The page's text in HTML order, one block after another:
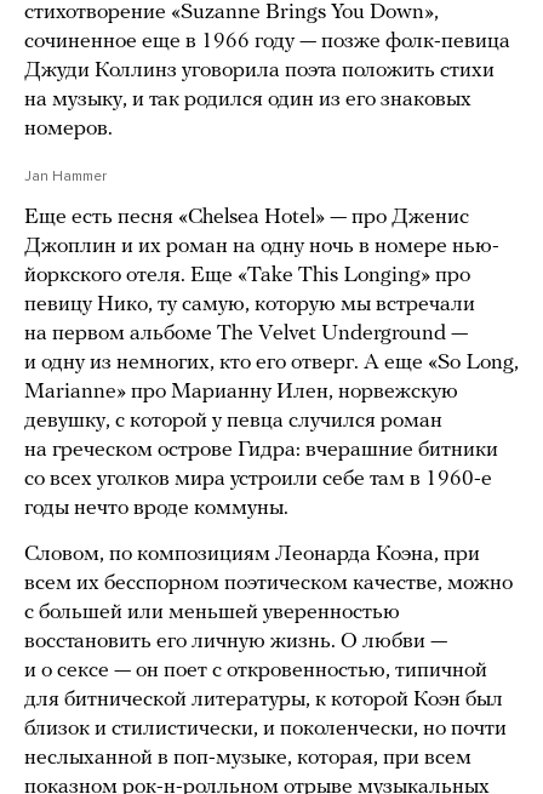
стихотворение «Suzanne Brings You Down»,
сочиненное еще в 1966 году — позже фолк-певица
Джуди Коллинз уговорила поэта положить стихи
на музыку, и так родился один из его знаковых
номеров.
Jan Hammer
Еще есть песня «Chelsea Hotel» — про Дженис
Джоплин и их роман на одну ночь в номере нью-
йоркского отеля. Еще «Take This Longing» про
певицу Нико, ту самую, которую мы встречали
на первом альбоме The Velvet Underground —
и одну из немногих, кто его отверг. А еще «So Long,
Marianne» про Марианну Илен, норвежскую
девушку, с которой у певца случился роман
на греческом острове Гидра: вчерашние битники
со всех уголков мира устроили себе там в 1960-е
годы нечто вроде коммуны.
Словом, по композициям Леонарда Коэна, при
всем их бесспорном поэтическом качестве, можно
с большей или меньшей уверенностью
восстановить его личную жизнь. О любви —
и о сексе — он поет с откровенностью, типичной
для битнической литературы, к которой Коэн был
близок и стилистически, и поколенчески, но почти
неслыханной в поп-музыке, которая, при всем
показном рок-н-ролльном отрыве музыкальных